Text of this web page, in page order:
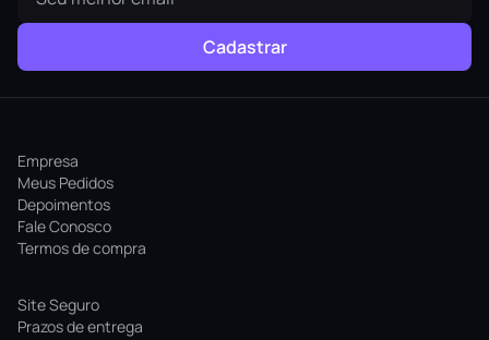
Cadastrar
Empresa
Meus Pedidos
Depoimentos
Fale Conosco
Termos de compra
Site Seguro
Prazos de entrega